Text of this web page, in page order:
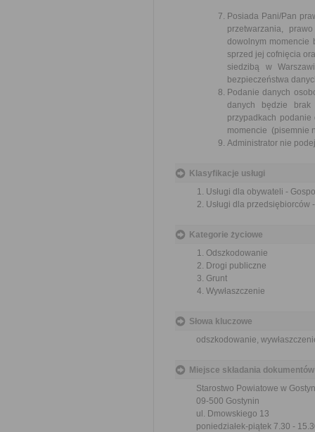
Posiada Pani/Pan
przetwarzania,
dowolnym momencie
sprzed jej cofnięcia
siedzibą w
bezpieczeństwa
Podanie danych
danych będzie brak
przypadkach
momencie (pisemnie
Administrator nie
Klasyfikacje usługi
Usługi dla obywateli -
Usługi dla
Kategorie życiowe
Odszkodowanie
Drogi publiczne
Grunt
Wywłaszczenie
Słowa kluczowe
odszkodowanie,
Miejsce składania dokumentów
Starostwo Powiatowe w
09-500 Gostynin
ul. Dmowskiego 13
poniedziałek-piątek 7.30 -